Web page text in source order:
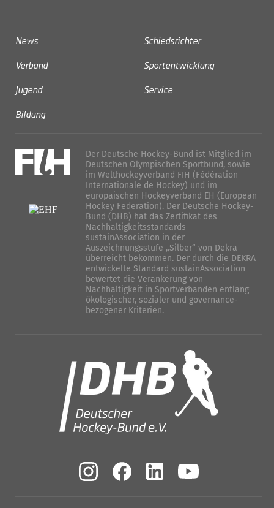
News
Verband
Jugend
Bildung
Schiedsrichter
Sportentwicklung
Service
Der Deutsche Hockey-Bund ist Mitglied im
Deutschen Olympischen Sportbund, sowie
im Welthockeyverband FIH (Fédération
Internationale de Hockey) und im
europäischen Hockeyverband EH (European
Hockey Federation). Der Deutsche Hockey-
Bund (DHB) hat das Zertifikat des
Nachhaltigkeitsstandards
sustainAssociation in der
Auszeichnungsstufe „Silber“ von Dekra
überreicht bekommen. Der durch die DEKRA
entwickelte Standard sustainAssociation
bewertet die Verankerung von
Nachhaltigkeit in Sportverbänden entlang
ökologischer, sozialer und governance-
bezogener Kriterien.